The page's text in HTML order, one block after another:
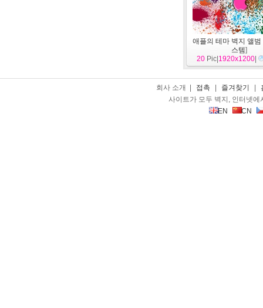
애플의 테마 벽지 앨범
스템]
20 Pic| 1920x1200
회사 소개 | 접촉 즐겨찾기
사이트가 모두 벽지, 인터넷
EN
CN